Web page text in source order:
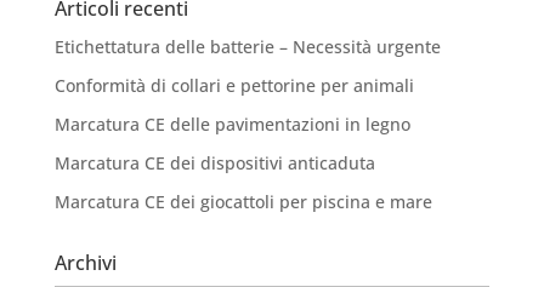
Articoli recenti
Etichettatura delle batterie – Necessità urgente
Conformità di collari e pettorine per animali
Marcatura CE delle pavimentazioni in legno
Marcatura CE dei dispositivi anticaduta
Marcatura CE dei giocattoli per piscina e mare
Archivi